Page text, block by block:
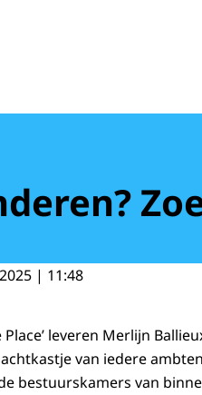
| 11:48
Place’ leveren Merlijn
van iedere
bestuurskamers van